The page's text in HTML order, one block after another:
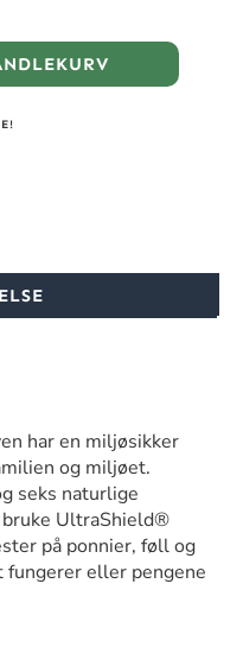
har en miljøsikker
og miljøet.
seks naturlige
UltraShield®
på ponnier, føll og
fungerer eller pengene